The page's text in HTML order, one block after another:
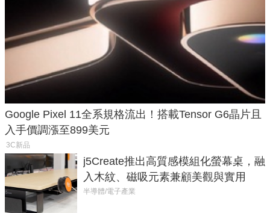
Google Pixel 11全系規格流出！搭載Tensor G6晶片且
入手價調漲至899美元
3C新品
j5Create推出高質感模組化螢幕桌，融
入木紋、磁吸元素兼顧美觀與實用
半導體/電子產業